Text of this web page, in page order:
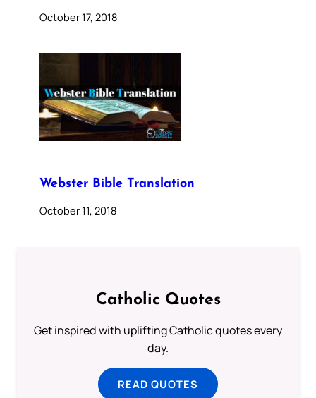
October 17, 2018
Webster Bible Translation
October 11, 2018
Catholic Quotes
Get inspired with uplifting Catholic quotes every
day.
READ QUOTES